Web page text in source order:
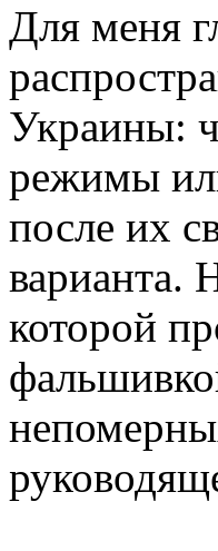
Для меня
Украины:
режимы
после их
варианта.
которой